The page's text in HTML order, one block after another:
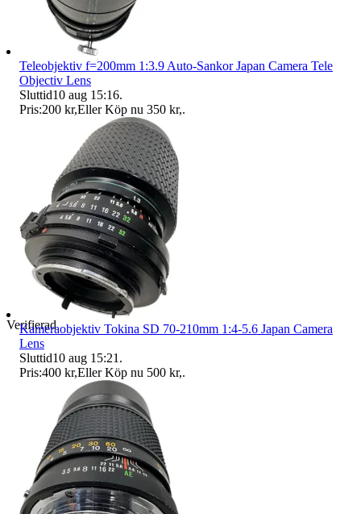
Verifierad
Teleobjektiv f=200mm 1:3.9 Auto-Sankor Japan Camera Tele
Objectiv Lens
Sluttid10 aug 15:16.
Pris:200 kr,Eller Köp nu 350 kr,.
Kameraobjektiv Tokina SD 70-210mm 1:4-5.6 Japan Camera
Lens
Sluttid10 aug 15:21 .
Pris:400 kr,Eller Köp nu 500 kr,.